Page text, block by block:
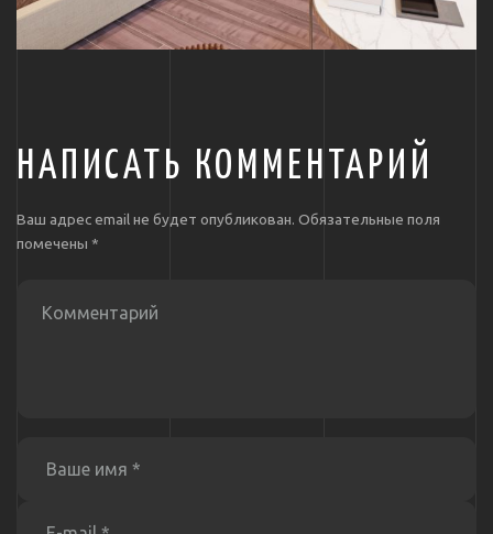
НАПИСАТЬ КОММЕНТАРИЙ
Ваш адрес email не будет опубликован. Обязательные поля
помечены *